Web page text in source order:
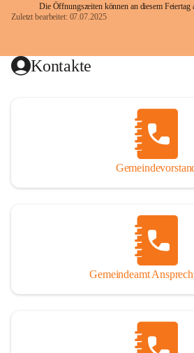
Die Öffnungszeiten können an diesem Feiertag
Zuletzt bearbeitet: 07.07.2025
Kontakte
Gemeindeamt